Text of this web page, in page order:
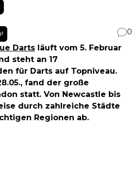
0
Darts läuft vom 5. Februar
steht an 17
für Darts auf Topniveau.
fand der große
statt. Von Newcastle bis
durch zahlreiche Städte
Regionen ab.